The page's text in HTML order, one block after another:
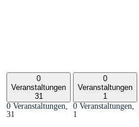
0
Veranstaltungen
31
0 Veranstaltungen,
31
0
Veranstaltungen
1
0 Veranstaltungen,
1